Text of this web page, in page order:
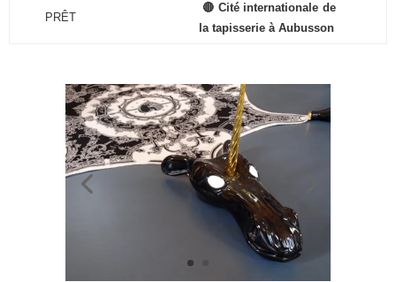
PRÊT
🔴 Cité internationale de
la tapisserie à Aubusson